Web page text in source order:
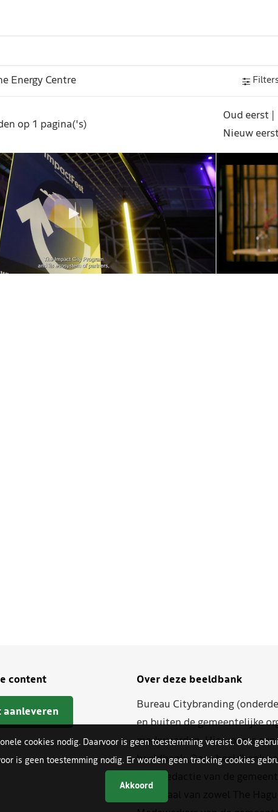
op 1 pagina('s)
Oud eerst|
Nieuw
content
aanleveren
Over deze beeldbank
Bureau Citybranding
en buiten de gemeentelijke
merkwaarden. Hiervoor is
beeldbank. Deze beeldbank
cookies nodig. Daarvoor is geen toestemming vereist. Ook
is geen toestemming nodig. Er worden geen tracking cookies
Akkoord